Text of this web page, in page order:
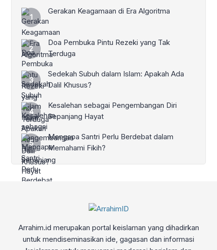
Gerakan Keagamaan di Era Algoritma
Doa Pembuka Pintu Rezeki yang Tak
Terduga
Sedekah Subuh dalam Islam: Apakah Ada
Dalil Khusus?
Kesalehan sebagai Pengembangan Diri
Sepanjang Hayat
Mengapa Santri Perlu Berdebat dalam
Memahami Fikih?
Arrahim.id merupakan portal keislaman yang dihadirkan
untuk mendiseminasikan ide, gagasan dan informasi